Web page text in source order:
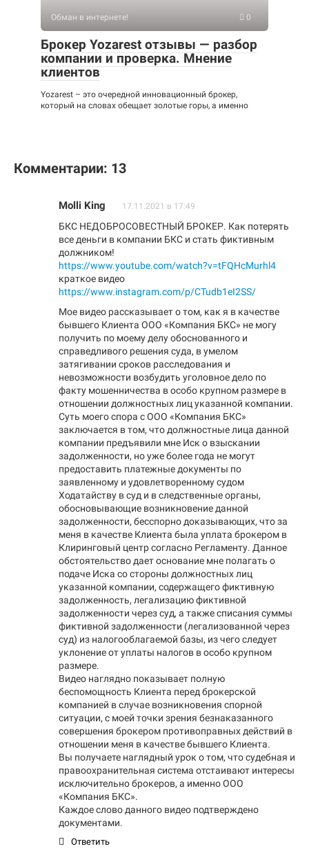
Обман в интернете! 0
Брокер Yozarest отзывы — разбор
компании и проверка. Мнение
клиентов
Yozarest – это очередной инновационный брокер,
который на словах обещает золотые горы, а именно
Комментарии: 13
Molli King 17.11.2021 в 17:49
БКС НЕДОБРОСОВЕСТНЫЙ БРОКЕР. Как потерять
все деньги в компании БКС и стать фиктивным
должником!
https://www.youtube.com/watch?v=tFQHcMurhl4
краткое видео
https://www.instagram.com/p/CTudb1eI2SS/
Мое видео рассказывает о том, как я в качестве
бывшего Клиента ООО «Компания БКС» не могу
получить по моему делу обоснованного и
справедливого решения суда, в умелом
затягивании сроков расследования и
невозможности возбудить уголовное дело по
факту мошенничества в особо крупном размере в
отношении должностных лиц указанной компании.
Суть моего спора с ООО «Компания БКС»
заключается в том, что должностные лица данной
компании предъявили мне Иск о взыскании
задолженности, но уже более года не могут
предоставить платежные документы по
заявленному и удовлетворенному судом
Ходатайству в суд и в следственные органы,
обосновывающие возникновение данной
задолженности, бесспорно доказывающих, что за
меня в качестве Клиента была уплата брокером в
Клиринговый центр согласно Регламенту. Данное
обстоятельство дает основание мне полагать о
подаче Иска со стороны должностных лиц
указанной компании, содержащего фиктивную
задолженность, легализацию фиктивной
задолженности через суд, а также списания суммы
фиктивной задолженности (легализованной через
суд) из налогооблагаемой базы, из чего следует
уклонение от уплаты налогов в особо крупном
размере.
Видео наглядно показывает полную
беспомощность Клиента перед брокерской
компанией в случае возникновения спорной
ситуации, с моей точки зрения безнаказанного
совершения брокером противоправных действий в
отношении меня в качестве бывшего Клиента.
Вы получаете наглядный урок о том, что судебная и
правоохранительная система отстаивают интересы
исключительно брокеров, а именно ООО
«Компания БКС».
Каждое слово данного видео подтверждено
документами.
Ответить